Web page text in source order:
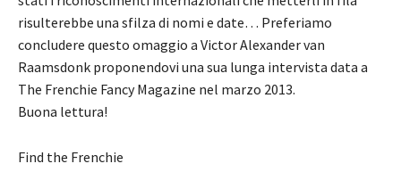
risulterebbe una sfilza di nomi e date… Preferiamo
concludere questo omaggio a Victor Alexander van
Raamsdonk proponendovi una sua lunga intervista data a
The Frenchie Fancy Magazine nel marzo 2013.
Buona lettura!
Find the Frenchie